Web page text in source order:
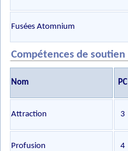
Fusées Atomnium
Compétences de soutien
Nom PC
Attraction 3
Profusion 4